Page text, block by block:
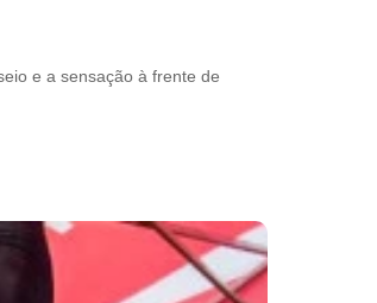
e a sensação à frente de